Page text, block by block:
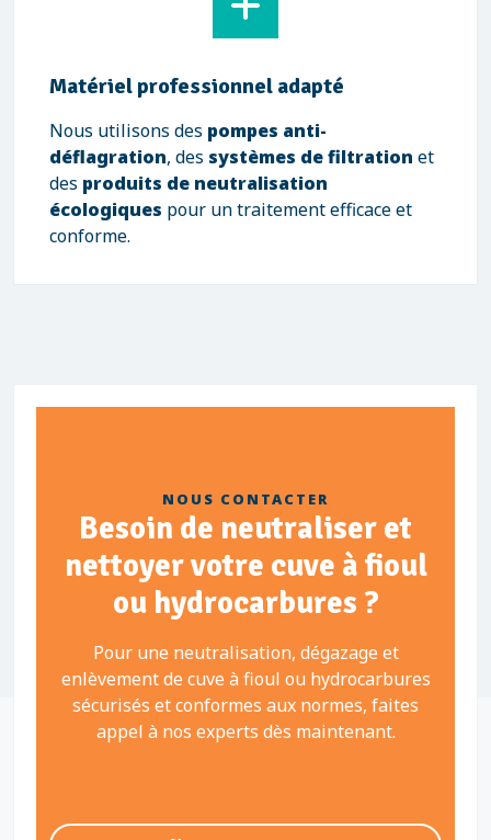
Matériel professionnel adapté
Nous utilisons des pompes anti-
déflagration, des systèmes de filtration et
des produits de neutralisation
écologiques pour un traitement efficace et
conforme.
NOUS CONTACTER
Besoin de neutraliser et
nettoyer votre cuve à fioul
ou hydrocarbures ?
Pour une neutralisation, dégazage et
enlèvement de cuve à fioul ou hydrocarbures
sécurisés et conformes aux normes, faites
appel à nos experts dès maintenant.